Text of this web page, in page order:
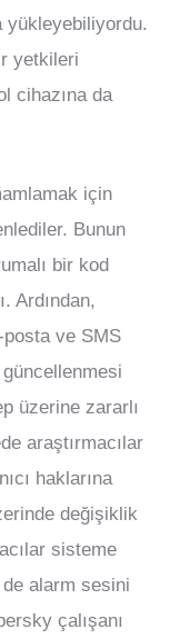
yükleyebiliyordu.
yetkileri
cihazına da
için
Bunun
bir kod
Ardından,
ve SMS
güncellenmesi
üzerine zararlı
araştırmacılar
haklarına
değişiklik
sisteme
de alarm sesini
çalışanı